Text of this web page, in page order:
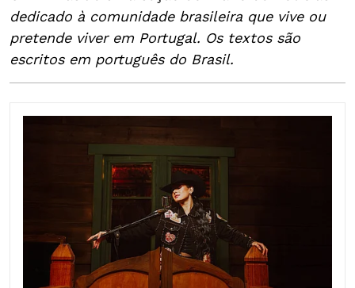
dedicado à comunidade brasileira que vive ou
pretende viver em Portugal. Os textos são
escritos em português do Brasil.